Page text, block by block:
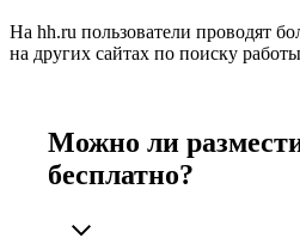
На hh.ru пользователи проводят
на других сайтах по поиску
Можно ли
бесплатно?